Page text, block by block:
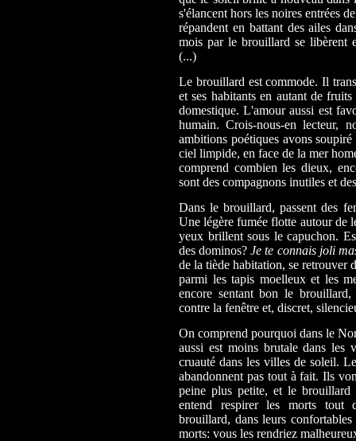
s'élancent hors les noires entrées
répandent en battant des ailes
mois par le brouillard se libèrent
(...)
Le brouillard est commode. Il
et ses habitants en autant de
domestique. L'amour aussi est
humain. Crois-nous-en lecteur,
ambitions poétiques avons
ciel limpide, en face de la mer
comprend combien les dieux,
sont des compagnons inutiles et
Dans le brouillard, passent des
Une légère fumée flotte autour de
yeux brillent sous le capuchon.
des dominos?Je te connais joli
de la tiède habitation, se retrouver
parmi les tapis moelleux et les
encore sentant bon le
contre la fenêtre et, discret,
On comprend pourquoi dans le
aussi est moins brutale dans
cruauté dans les villes de soleil.
abandonnent pas tout à fait. Ils
peine plus petite, et le
entend respirer les morts tout
brouillard, dans leurs
morts: vous les rendriez